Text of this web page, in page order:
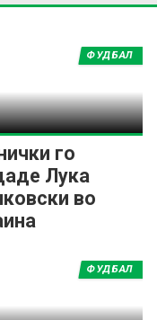
го
Лука
во
ФУДБАЛ
ФУДБАЛ